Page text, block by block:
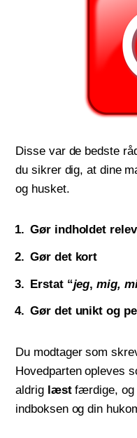
Disse var de bedste
du sikrer dig, at dine
og husket.
Gør indholdet
Gør det kort
Erstat “jeg,mig,
Gør det unikt og
Du modtager som
Hovedparten opleves
aldrig læstfærdige, og
indboksen og din